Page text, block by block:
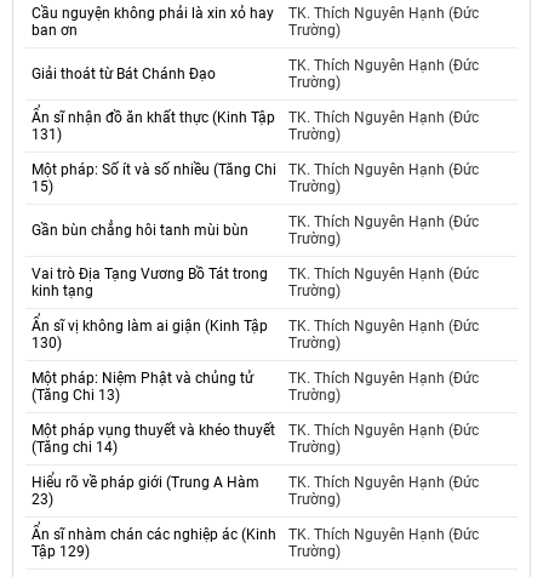
Cầu nguyện không phải là xin xỏ hay
ban ơn
TK. Thích Nguyên Hạnh (Đức
Trường)
Giải thoát từ Bát Chánh Đạo
TK. Thích Nguyên Hạnh (Đức
Trường)
Ẩn sĩ nhận đồ ăn khất thực (Kinh Tập
131)
TK. Thích Nguyên Hạnh (Đức
Trường)
Một pháp: Số ít và số nhiều (Tăng Chi
15)
TK. Thích Nguyên Hạnh (Đức
Trường)
Gần bùn chẳng hôi tanh mùi bùn
TK. Thích Nguyên Hạnh (Đức
Trường)
Vai trò Địa Tạng Vương Bồ Tát trong
kinh tạng
TK. Thích Nguyên Hạnh (Đức
Trường)
Ẩn sĩ vị không làm ai giận (Kinh Tập
130)
TK. Thích Nguyên Hạnh (Đức
Trường)
Một pháp: Niệm Phật và chủng tử
(Tăng Chi 13)
TK. Thích Nguyên Hạnh (Đức
Trường)
Một pháp vụng thuyết và khéo thuyết
(Tăng chi 14)
TK. Thích Nguyên Hạnh (Đức
Trường)
Hiểu rõ về pháp giới (Trung A Hàm
23)
TK. Thích Nguyên Hạnh (Đức
Trường)
Ẩn sĩ nhàm chán các nghiệp ác (Kinh
Tập 129)
TK. Thích Nguyên Hạnh (Đức
Trường)